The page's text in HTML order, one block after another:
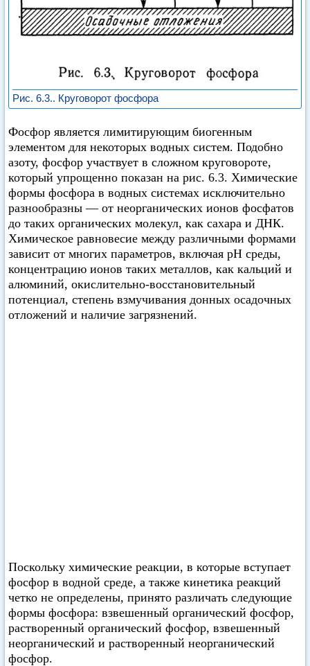
Рис. 6.3.. Круговорот фосфора
Фосфор является лимитирующим биогенным
элементом для некоторых водных систем. Подобно
азоту, фосфор участвует в сложном круговороте,
который упрощенно показан на рис. 6.3. Химические
формы фосфора в водных системах исключительно
разнообразны — от неорганических ионов фосфатов
до таких органических молекул, как сахара и ДНК.
Химическое равновесие между различными формами
зависит от многих параметров, включая pH среды,
концентрацию ионов таких металлов, как кальций и
алюминий, окислительно-восстановительный
потенциал, степень взмучивания донных осадочных
отложений и наличие загрязнений.
Поскольку химические реакции, в которые вступает
фосфор в водной среде, а также кинетика реакций
четко не определены, принято различать следующие
формы фосфора: взвешенный органический фосфор,
растворенный органический фосфор, взвешенный
неорганический и растворенный неорганический
фосфор.